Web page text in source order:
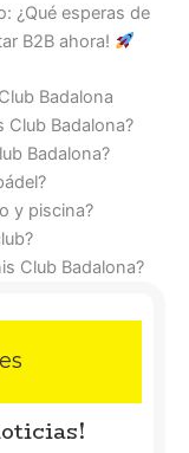
¿Qué esperas de
B2B ahora!
Badalona
Club Badalona?
Badalona?
y piscina?
Club Badalona?